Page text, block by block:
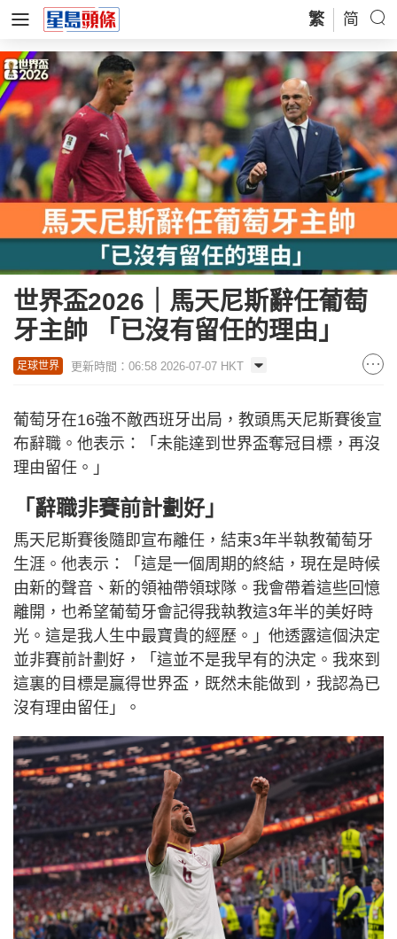
繁 简
世界盃2026｜馬天尼斯辭任葡萄
牙主帥 「已沒有留任的理由」
足球世界 更新時間：06:58 2026-07-07 HKT
葡萄牙在16強不敵西班牙出局，教頭馬天尼斯賽後宣
布辭職。他表示：「未能達到世界盃奪冠目標，再沒
理由留任。」
「辭職非賽前計劃好」
馬天尼斯賽後隨即宣布離任，結束3年半執教葡萄牙
生涯。他表示：「這是一個周期的終結，現在是時候
由新的聲音、新的領袖帶領球隊。我會帶着這些回憶
離開，也希望葡萄牙會記得我執教這3年半的美好時
光。這是我人生中最寶貴的經歷。」他透露這個決定
並非賽前計劃好，「這並不是我早有的決定。我來到
這裏的目標是贏得世界盃，既然未能做到，我認為已
沒有理由留任」。